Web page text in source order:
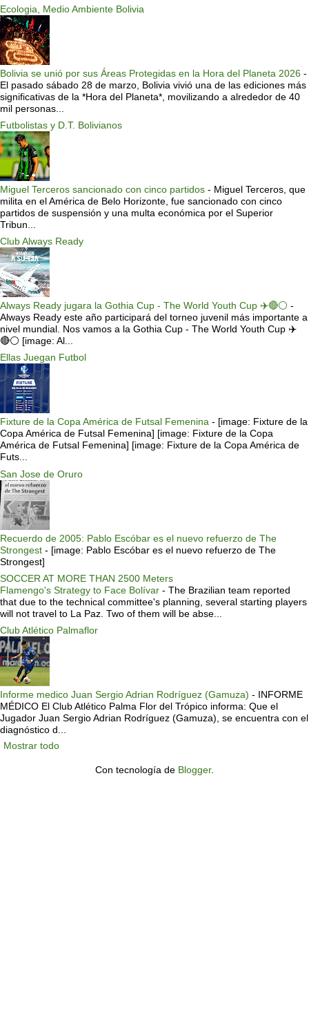
Ecologia, Medio Ambiente Bolivia
Bolivia se unió por sus Áreas Protegidas en la Hora del Planeta 2026 -
El pasado sábado 28 de marzo, Bolivia vivió una de las ediciones más
significativas de la *Hora del Planeta*, movilizando a alrededor de 40
mil personas...
Futbolistas y D.T. Bolivianos
Miguel Terceros sancionado con cinco partidos - Miguel Terceros, que
milita en el América de Belo Horizonte, fue sancionado con cinco
partidos de suspensión y una multa económica por el Superior
Tribun...
Club Always Ready
Always Ready jugara la Gothia Cup - The World Youth Cup ✈️🔴⚪️ -
Always Ready este año participará del torneo juvenil más importante a
nivel mundial. Nos vamos a la Gothia Cup - The World Youth Cup ✈️
🔴⚪️ [image: Al...
Ellas Juegan Futbol
Fixture de la Copa América de Futsal Femenina - [image: Fixture de la
Copa América de Futsal Femenina] [image: Fixture de la Copa
América de Futsal Femenina] [image: Fixture de la Copa América de
Futs...
San Jose de Oruro
Recuerdo de 2005: Pablo Escóbar es el nuevo refuerzo de The
Strongest - [image: Pablo Escóbar es el nuevo refuerzo de The
Strongest]
SOCCER AT MORE THAN 2500 Meters
Flamengo's Strategy to Face Bolívar - The Brazilian team reported
that due to the technical committee's planning, several starting players
will not travel to La Paz. Two of them will be abse...
Club Atlético Palmaflor
Informe medico Juan Sergio Adrian Rodríguez (Gamuza) - INFORME
MÉDICO El Club Atlético Palma Flor del Trópico informa: Que el
Jugador Juan Sergio Adrian Rodríguez (Gamuza), se encuentra con el
diagnóstico d...
Mostrar todo
Con tecnología de Blogger.